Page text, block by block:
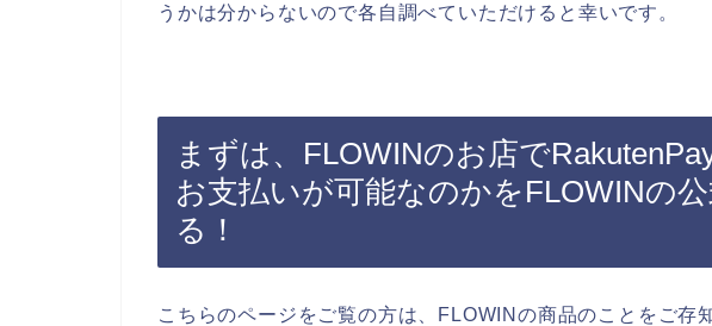
うかは分からないので各自調べていただけると幸いです。
まずは、FLOWINのお店で
お支払いが可能なのかをFLOWINの
る！
こちらのページをご覧の方は、FLOWINの商品のことをご存